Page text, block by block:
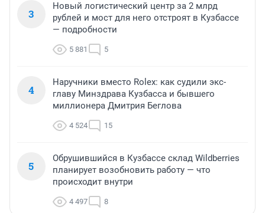
3
Новый логистический центр за 2 млрд
рублей и мост для него отстроят в Кузбассе
— подробности
5 881 5
4
Наручники вместо Rolex: как судили экс-
главу Минздрава Кузбасса и бывшего
миллионера Дмитрия Беглова
4 524 15
5
Обрушившийся в Кузбассе склад Wildberries
планирует возобновить работу — что
происходит внутри
4 497 8